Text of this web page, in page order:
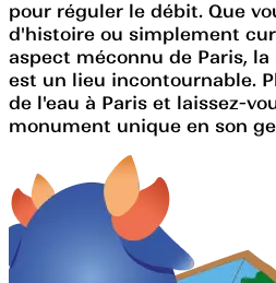
pour réguler le débit. Que
d'histoire ou simplement
aspect méconnu de Paris,
est un lieu incontournable.
de l'eau à Paris et laissez-
monument unique en son